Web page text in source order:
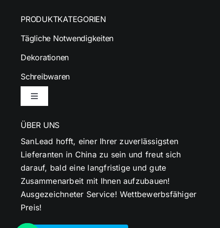
PRODUKTKATEGORIEN
Tägliche Notwendigkeiten
Dekorationen
Schreibwaren
Navigation
ÜBER UNS
SanLead hofft, einer Ihrer zuverlässigsten
Lieferanten in China zu sein und freut sich
darauf, bald eine langfristige und gute
Zusammenarbeit mit Ihnen aufzubauen!
Ausgezeichneter Service! Wettbewerbsfähiger
Preis!